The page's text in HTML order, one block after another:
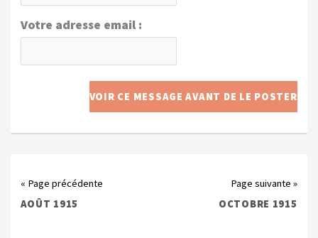
Votre adresse email :
« Page précédente
AOÛT 1915
Page suivante »
OCTOBRE 1915